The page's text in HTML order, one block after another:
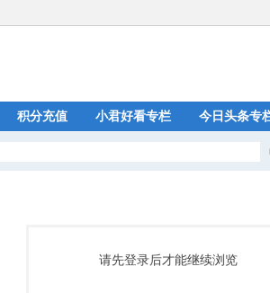
积分充值 小君好看专栏 今日头条专
请先登录后才能继续浏览